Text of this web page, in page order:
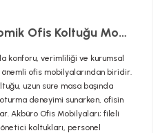
Ofis Koltukları | Ergonomik Ofis Koltuğu Modelleri
konforu, verimliliği ve kurumsal
ofis mobilyalarından biridir.
uzun süre masa başında
deneyimi sunarken, ofisin
Akbüro Ofis Mobilyaları; fileli
koltukları, personel